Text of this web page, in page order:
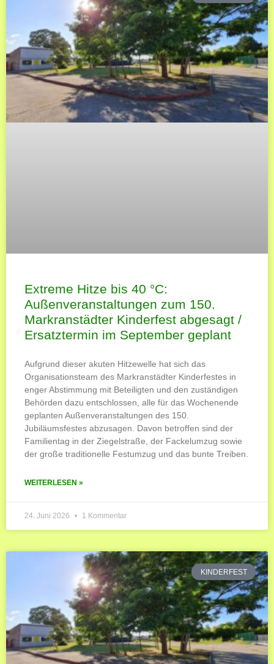
Extreme Hitze bis 40 °C:
Außenveranstaltungen zum 150.
Markranstädter Kinderfest abgesagt /
Ersatztermin im September geplant
Aufgrund dieser akuten Hitzewelle hat sich das
Organisationsteam des Markranstädter Kinderfestes in
enger Abstimmung mit Beteiligten und den zuständigen
Behörden dazu entschlossen, alle für das Wochenende
geplanten Außenveranstaltungen des 150.
Jubiläumsfestes abzusagen. Davon betroffen sind der
Familientag in der Ziegelstraße, der Fackelumzug sowie
der große traditionelle Festumzug und das bunte Treiben.
WEITERLESEN »
24. Juni 2026 1 Kommentar
KINDERFEST